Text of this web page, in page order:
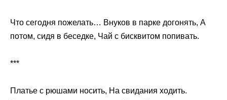
Что сегодня пожелать… Внуков в парке догонять, А
потом, сидя в беседке, Чай с бисквитом попивать.
***
Платье с рюшами носить, На свидания ходить.